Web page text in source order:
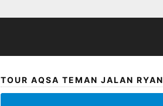
TOUR AQSA TEMAN JALAN RYAN